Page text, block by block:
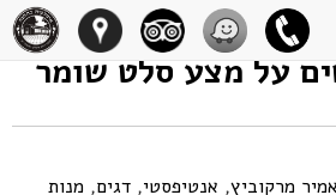
על מצע סלט שומר
אמיר מרקוביץ, אנטיפסטי, דגים, מנות